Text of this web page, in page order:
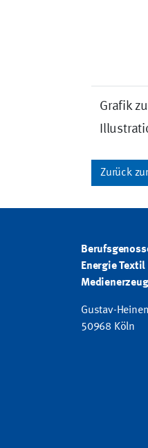
Grafik
Zurück
Energie
Gustav-
50968 Köln